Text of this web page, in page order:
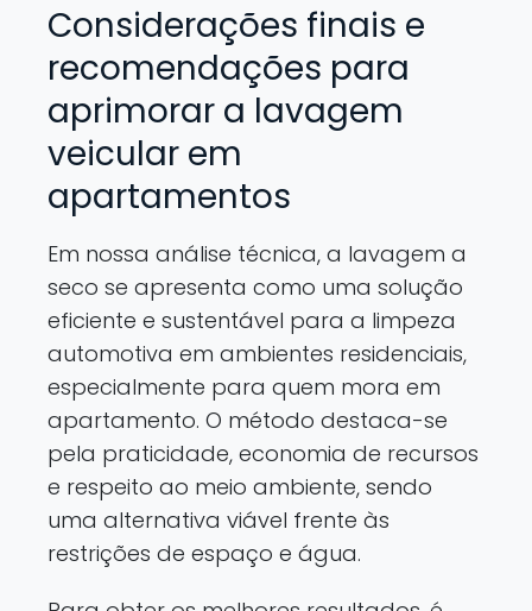
Considerações finais e
recomendações para
aprimorar a lavagem
veicular em
apartamentos
Em nossa análise técnica, a lavagem a
seco se apresenta como uma solução
eficiente e sustentável para a limpeza
automotiva em ambientes residenciais,
especialmente para quem mora em
apartamento. O método destaca-se
pela praticidade, economia de recursos
e respeito ao meio ambiente, sendo
uma alternativa viável frente às
restrições de espaço e água.